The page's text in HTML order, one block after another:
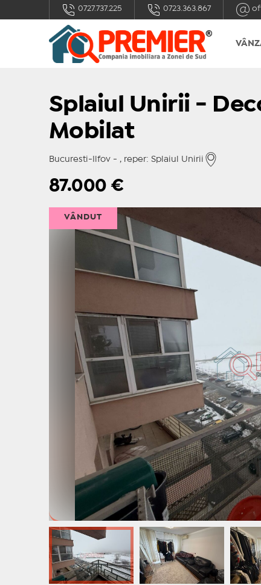
0727.737.225 0723.363.867
Splaiul Unirii -
Mobilat
Bucuresti-Ilfov - , reper: Splaiul Unirii
87.000€
VÂNDUT